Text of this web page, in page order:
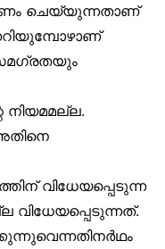
ചെയ്യുന്നതാണ്
നിയമമല്ല.
വിധേയപ്പെടുന്ന
വിധേയപ്പെടുന്നത്.